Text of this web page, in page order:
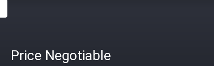
Price Negotiable